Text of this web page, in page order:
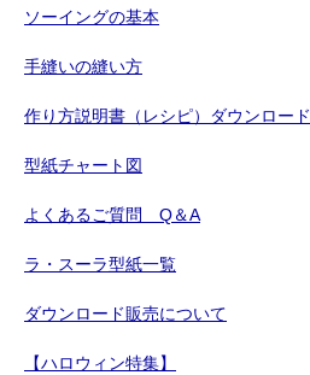
ソーイングの基本
手縫いの縫い方
作り方説明書（レシピ）ダウンロード
型紙チャート図
よくあるご質問 Q＆A
ラ・スーラ型紙一覧
ダウンロード販売について
【ハロウィン特集】